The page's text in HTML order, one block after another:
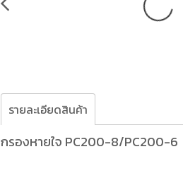
รายละเอียดสินค้า
กรองหายใจ PC200-8/PC200-6